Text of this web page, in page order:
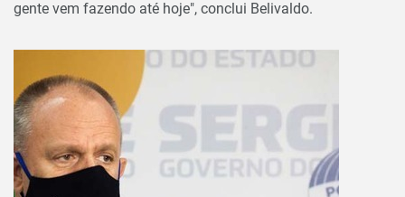
gente vem fazendo até hoje", conclui Belivaldo.